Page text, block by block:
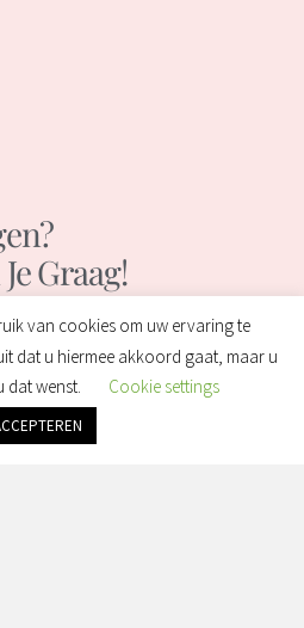
Graag!
van cookies om uw ervaring te
dat u hiermee akkoord gaat, maar u
dat wenst.
Cookie settings